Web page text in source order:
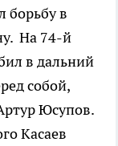
борьбу в
На 74-й
в дальний
собой,
Юсупов.
Касаев